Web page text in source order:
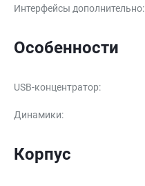
Интерфейсы дополнительно:
Особенности
USB-концентратор:
Динамики:
Корпус